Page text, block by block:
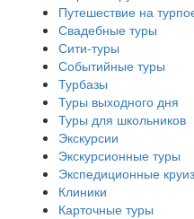
Путешествие на
Свадебные туры
Сити-туры
Событийные туры
Турбазы
Туры выходного дня
Туры для школьников
Экскурсии
Экскурсионные туры
Экспедиционные
Клиники
Карточные туры